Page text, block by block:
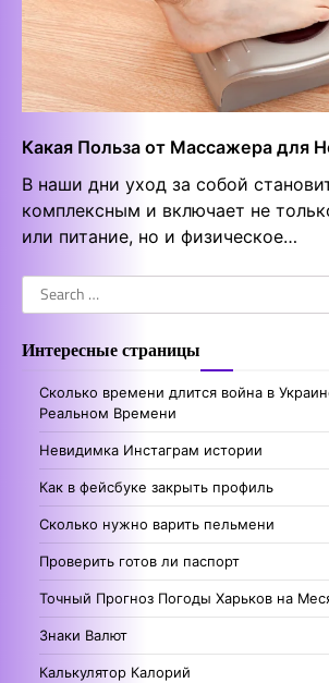
Какая Польза от Массажера для
В наши дни уход за собой
комплексным и включает не
или питание, но и физическое…
Search
for:
Интересные страницы
Сколько времени длится война в
Реальном Времени
Невидимка Инстаграм истории
Как в фейсбуке закрыть профиль
Сколько нужно варить пельмени
Проверить готов ли паспорт
Точный Прогноз Погоды Харьков на
Знаки Валют
Калькулятор Калорий